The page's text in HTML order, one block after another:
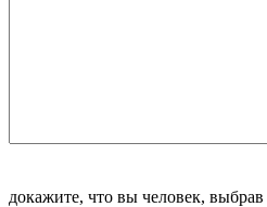
докажите, что вы человек, выбрав